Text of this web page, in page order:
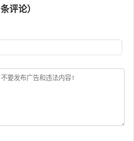
条评论）